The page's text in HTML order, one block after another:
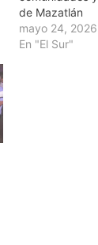
de Mazatlán
mayo 24, 2026
En "El Sur"